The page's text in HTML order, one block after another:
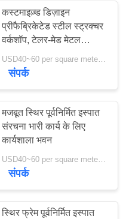
8
11
कस्टमाइज़्ड डिज़ाइन
प्रीफैब्रिकेटेड स्टील स्ट्रक्चर
वर्कशॉप, टेलर-मेड मेटल
वर्कशॉप बिल्डिंग
संपर्क
मजबूत स्थिर पूर्वनिर्मित इस्पात
संरचना भारी कार्य के लिए
कार्यशाला भवन
USD40~60 per square meter MOQ:1000 वर्ग मीटर
संपर्क
स्थिर फ्रेम पूर्वनिर्मित इस्पात